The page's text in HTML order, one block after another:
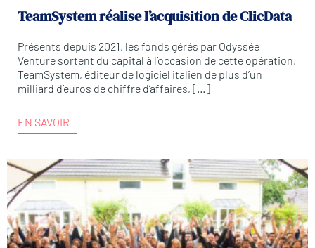
TeamSystem réalise l’acquisition de ClicData
Présents depuis 2021, les fonds gérés par Odyssée
Venture sortent du capital à l’occasion de cette opération.
TeamSystem, éditeur de logiciel italien de plus d’un
milliard d’euros de chiffre d’affaires, […]
EN SAVOIR